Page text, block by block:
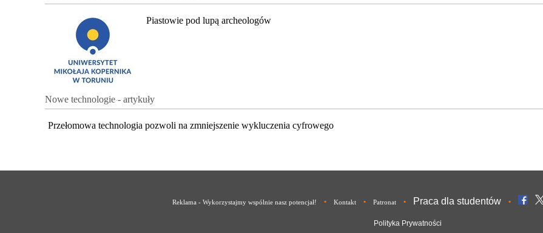
Piastowie pod lupą archeologów
Nowe technologie - artykuły
Przełomowa technologia pozwoli na zmniejszenie wykluczenia cyfrowego
Reklama - Wykorzystajmy wspólnie nasz potencjał! • Kontakt • Patronat • Praca dla studentów •
Polityka Prywatności